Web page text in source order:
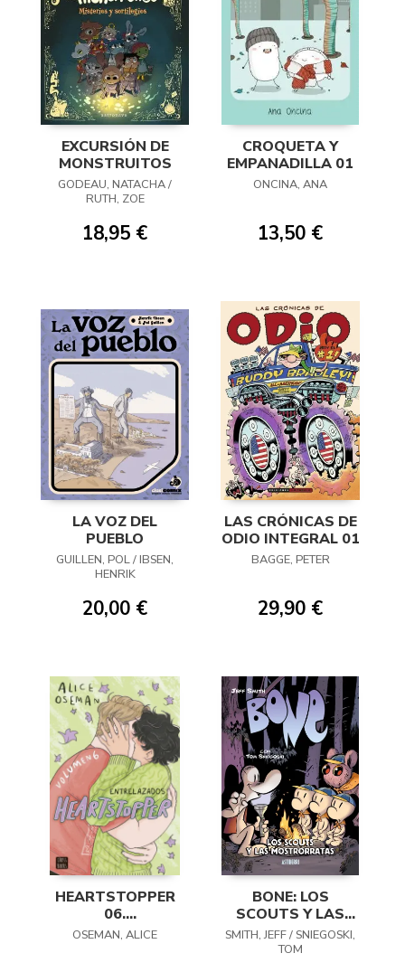
EXCURSIÓN DE
MONSTRUITOS
GODEAU, NATACHA /
RUTH, ZOE
18,95 €
CROQUETA Y
EMPANADILLA 01
ONCINA, ANA
13,50 €
LA VOZ DEL
PUEBLO
GUILLEN, POL / IBSEN,
HENRIK
20,00 €
LAS CRÓNICAS DE
ODIO INTEGRAL 01
BAGGE, PETER
29,90 €
HEARTSTOPPER
06.
ENTRELAZADOS
OSEMAN, ALICE
BONE: LOS
SCOUTS Y LAS
MOSTRORRATAS
SMITH, JEFF / SNIEGOSKI,
TOM